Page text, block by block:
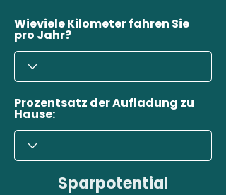
Wieviele Kilometer fahren Sie
pro Jahr?
Prozentsatz der Aufladung zu
Hause:
Sparpotential